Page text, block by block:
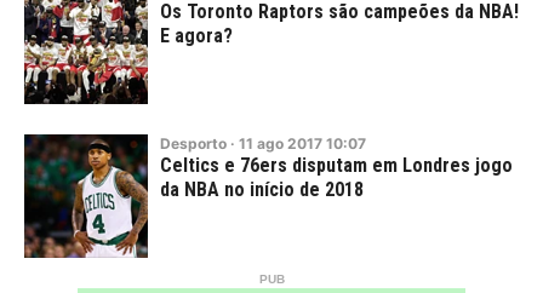
Os Toronto Raptors são campeões da NBA!
E agora?
Desporto · 11 ago 2017 10:07
Celtics e 76ers disputam em Londres jogo
da NBA no início de 2018